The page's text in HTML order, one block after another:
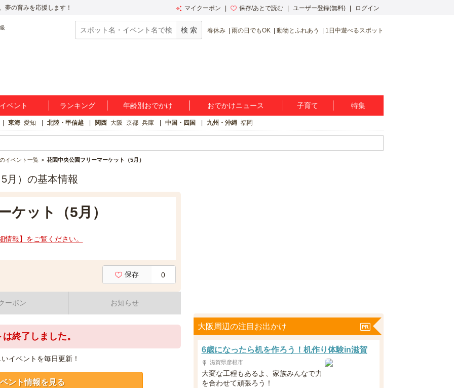
夢の育みを応援します！ マイクーポン 保存/あとで読む ユーザー登録(無料) ログイン
春休み 雨の日でもOK 動物とふれあう 1日中遊べるスポット
ベント ランキング 年齢別おでかけ おでかけニュース 子育て 特集
東海 愛知 北陸・甲信越 関西 大阪 京都 兵庫 中国・四国 九州・沖縄 福岡
イベント一覧 花園中央公園フリーマーケット（5月）
月）の基本情報
ケット（5月）
報】をご覧ください。
保存 0
ーポン お知らせ
終了しました。
イベントを毎日更新！
ント情報を見る
大阪周辺の注目お出かけ
6歳になったら机を作ろう！机作り体験in滋賀
滋賀県彦根市
大変な工程もあるよ、家族みんなで力
を合わせて頑張ろう！